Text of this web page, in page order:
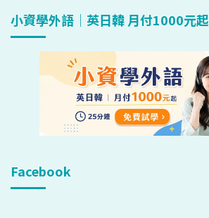
小資學外語｜英日韓 月付1000元起
Facebook